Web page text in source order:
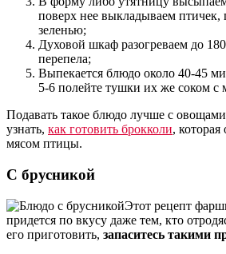
поверх нее выкладываем
зеленью;
Духовой шкаф разогреваем до
перепела;
Выпекается блюдо около 40-45
5-6 полейте тушки их же соком с
Подавать такое блюдо лучше с
узнать, как готовить брокколи, которая
мясом птицы.
С брусникой
Этот рецепт
придется по вкусу даже тем, кто
его приготовить, запаситесь такими